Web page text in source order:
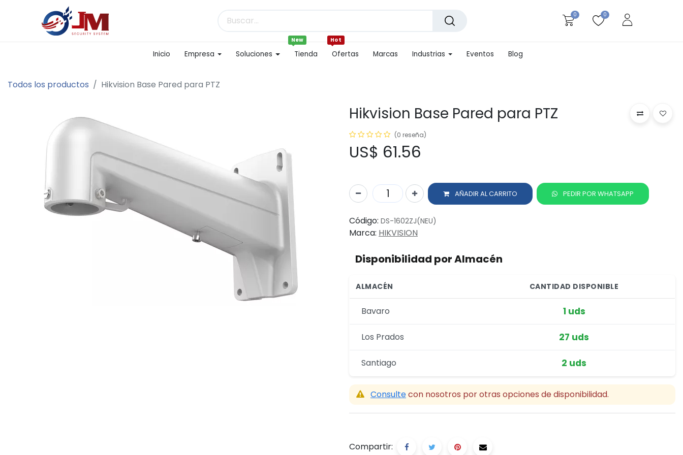
0 0
Inicio Empresa Soluciones Tienda
New
Ofertas
Hot
Marcas Industrias Eventos Blog
Todos los productos Hikvision Base Pared para PTZ
Hikvision Base Pared para PTZ
(0 reseña)
US$ 61.56
AÑADIR AL CARRITO PEDIR POR WHATSAPP
Código: DS-1602ZJ(NEU)
Marca: HIKVISION
Disponibilidad por Almacén
ALMACÉN CANTIDAD DISPONIBLE
Bavaro 1 uds
Los Prados 27 uds
Santiago 2 uds
Consultecon nosotros por otras opciones de disponibilidad.
Compartir: